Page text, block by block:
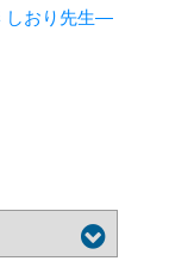
しおり先生―